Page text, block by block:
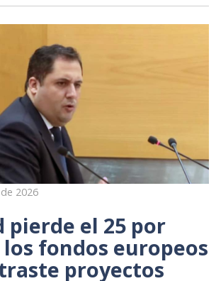
2026
pierde el 25 por
fondos europeos
proyectos